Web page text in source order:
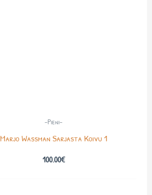
-Pieni-
Marjo Wassman Sarjasta Koivu 1
100.00€